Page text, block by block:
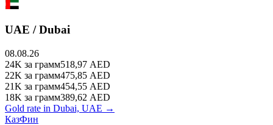
UAE / Dubai
08.08.26
24K за грамм518,97 AED
22K за грамм475,85 AED
21K за грамм454,55 AED
18K за грамм389,62 AED
Gold rate in Dubai, UAE →
КазФин